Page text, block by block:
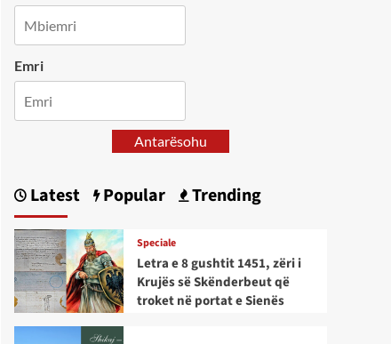
Emri
Antarësohu
Latest Popular Trending
Speciale
Letra e 8 gushtit 1451, zëri i
Krujës së Skënderbeut që
troket në portat e Sienës